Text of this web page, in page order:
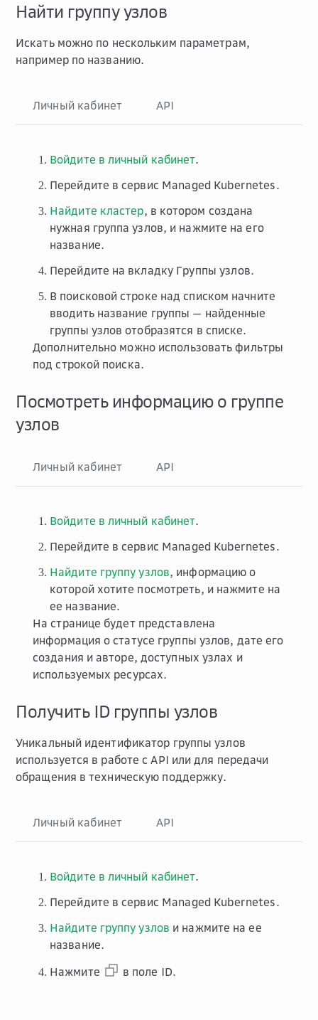
Найти группу узлов
Искать можно по нескольким параметрам,
например по названию.
Личный кабинет API
Войдите в личный кабинет.
Перейдите в сервис Managed Kubernetes.
Найдите кластер, в котором создана
нужная группа узлов, и нажмите на его
название.
Перейдите на вкладку Группы узлов.
В поисковой строке над списком начните
вводить название группы — найденные
группы узлов отобразятся в списке.
Дополнительно можно использовать фильтры
под строкой поиска.
Посмотреть информацию о группе
узлов
Личный кабинет API
Войдите в личный кабинет.
Перейдите в сервис Managed Kubernetes.
Найдите группу узлов, информацию о
которой хотите посмотреть, и нажмите на
ее название.
На странице будет представлена
информация о статусе группы узлов, дате его
создания и авторе, доступных узлах и
используемых ресурсах.
Получить ID группы узлов
Уникальный идентификатор группы узлов
используется в работе с API или для передачи
обращения в техническую поддержку.
Личный кабинет API
Войдите в личный кабинет.
Перейдите в сервис Managed Kubernetes.
Найдите группу узлов и нажмите на ее
название.
Нажмите
в поле ID.